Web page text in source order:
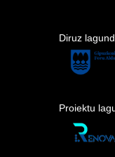
Diruz
Proiektu